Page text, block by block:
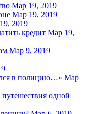
Мар 19, 2019
Мар 19, 2019
2019
кредит Мар 19,
Мар 9, 2019
в полицию…» Мар
одной